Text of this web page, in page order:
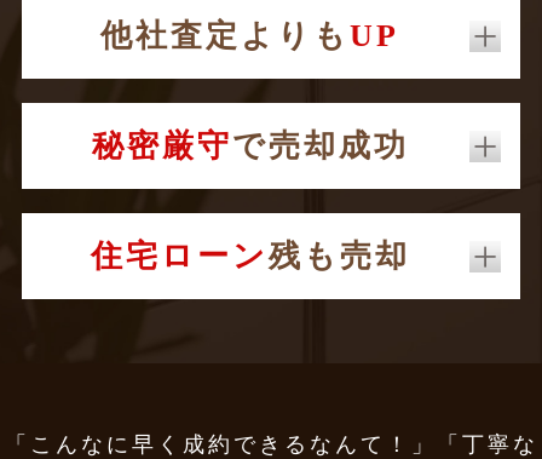
他社査定よりも UP
秘密厳守で売却成功
住宅ローン残も売却
「こんなに早く成約できるなんて！」「丁寧な